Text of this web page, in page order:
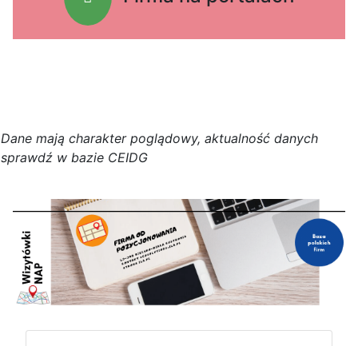
Dane mają charakter poglądowy, aktualność danych
sprawdź w bazie CEIDG